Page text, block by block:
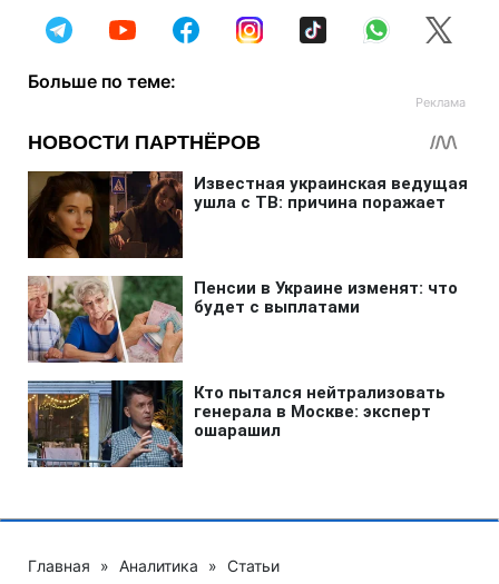
Больше по теме:
Главная » Аналитика » Статьи